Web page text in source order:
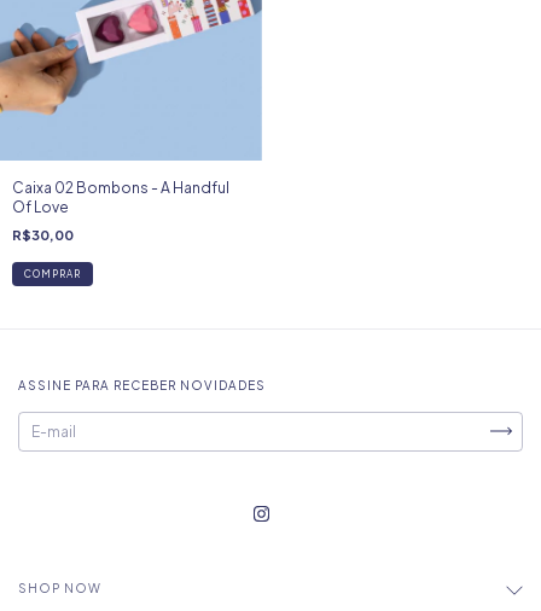
Caixa 02 Bombons - A Handful
Of Love
R$30,00
COMPRAR
ASSINE PARA RECEBER NOVIDADES
SHOP NOW